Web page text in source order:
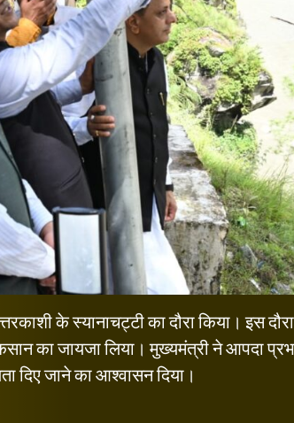
के स्यानाचट्टी का दौरा किया। इस
का जायजा लिया। मुख्यमंत्री ने आपदा
दिए जाने का आश्वासन दिया।